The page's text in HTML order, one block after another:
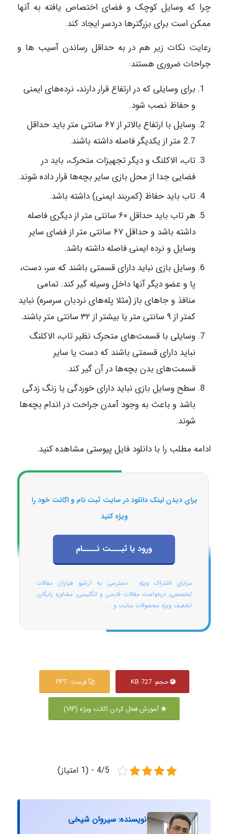
چرا که وسایل کوچک و فضای اختصاص یافته به آنها
ممکن است برای بزرگترها دردسر ایجاد کند.
رعایت نکات زیر هم در به حداقل رساندن آسیب‌ ها و
جراحات ضروری هستند:
برای وسایلی که در ارتفاع قرار دارند، نرده‌های ایمنی
و حفاظ نصب شود.
وسایل با ارتفاع بالاتر از ۶۷ سانتی متر باید حداقل
2.7 متر از یکدیگر فاصله داشته باشند.
تاب، الاکلنگ و دیگر تجهیزات متحرک، باید در
فضایی جدا از محل بازی سایر بچه‌ها قرار داده شوند.
تاب باید حفاظ (کمربند ایمنی) داشته باشد.
هر تاب باید حداقل ۶۰ سانتی متر از دیگری فاصله
داشته باشد و حداقل ۶۷ سانتی متر از فضای سایر
وسایل و نرده ایمنی فاصله داشته باشد.
وسایل بازی نباید دارای قسمتی باشند که سر، دست،
پا و عضو دیگر آنها داخل وسیله گیر کند. تمامی
منافذ و جاهای باز (مثلا پله‌های نردبان سرسره) نباید
کمتر از ۹ سانتی متر یا بیشتر از ۳۲ سانتی متر باشند.
وسایلی با قسمت‌های متحرک نظیر تاب، الاکلنگ
نباید دارای قسمتی باشند که دست یا سایر
قسمت‌های بدن بچه‌ها در آن گیر کند.
سطح وسایل بازی نباید دارای خوردگی یا زنگ زدگی
باشد و باعث به وجود آمدن جراحت در اندام بچه‌ها
شوند.‏
ادامه مطلب را با دانلود فایل پیوستی مشاهده کنید.
برای دیدن لینک دانلود در سایت ثبت نام و اکانت خود را
ویژه کنید
ورود یا ثبـــت نــــام
مزایای اشتراک ویژه : دسترسی به آرشیو هزاران مقالات
تخصصی، درخواست مقالات فارسی و انگلیسی، مشاوره رایگان،
تخفیف ویژه محصولات سایت و ...
حجم: 727 KB فرمت: PPT
آموزش فعال کردن اکانت ویژه (VIP)
4/5 - (1 امتیاز)
نویسنده: سیروان شیخی